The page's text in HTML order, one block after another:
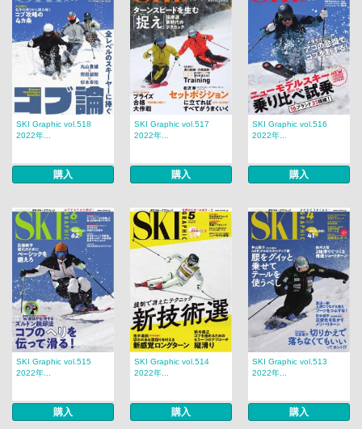
SKI Graphic vol.518
2022年...
購入
SKI Graphic vol.517
2022年...
購入
SKI Graphic vol.516
2022年...
購入
SKI Graphic vol.515
2022年...
購入
SKI Graphic vol.514
2022年...
購入
SKI Graphic vol.513
2022年...
購入